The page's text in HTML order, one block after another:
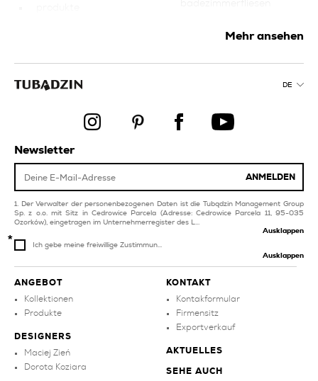
creme pool und spa-
badezimmerfliesen
dekorationen produkte
Mehr ansehen
DE
ANGEBOT
Kollektionen
Produkte
DESIGNERS
Maciej Zień
Dorota Koziara
KONTAKT
Kontakformular
Firmensitz
Exportverkauf
AKTUELLES
SEHE AUCH
Newsletter
ANMELDEN
Der Verwalter der personenbezogenen Daten ist die Tubądzin Management Group
Sp. z o.o. mit Sitz in Cedrowice Parcela (Adresse: Cedrowice Parcela 11, 95-035
Ozorków), eingetragen im Unternehmerregister des L...
Ausklappen
Ich gebe meine freiwillige Zustimmun...
Ausklappen